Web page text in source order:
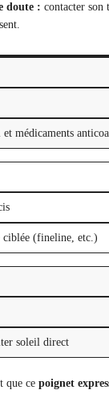
doute : contacter son
médicaments
ciblée (fineline, etc.)
soleil direct
que ce poignet